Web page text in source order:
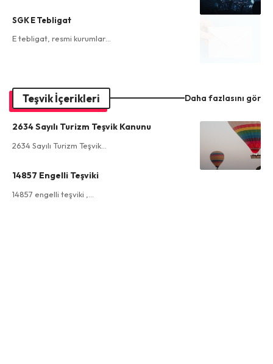
SGK E Tebligat
E tebligat, resmi kurumlar…
Teşvik İçerikleri Daha fazlasını gör
2634 Sayılı Turizm Teşvik Kanunu
2634 Sayılı Turizm Teşvik…
14857 Engelli Teşviki
14857 engelli teşviki ,…